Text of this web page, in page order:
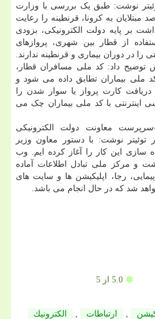
نوشت: طبق یک بررسی با وزارت
مشخص شد ۲۰ درصد مبتلایان به کرونا، قرنطینه را رعایت
بر پایه دولت الکترونیکی، بزودی
۱۹ امکان استفاده از قطار بین شهری، پروازهای
را در دوران بیماری و قرنطینه ندارند.
توضیح داد: کد ملی مسافران قطار،
ملی بیماران تطابق داده می شود و
دریافت کارت پرواز یا سوار شدن را
اینترنتی با کد ملی بیماران چک می
سرپرست معاونت دولت الکترونیکی
توئیتر نوشت: با دستور معاون وزیر
سازی این کار را آغاز کرده ایم. وب
مرکز ملی تبادل اطلاعات آماده
رجا، اپلیکیشن ها و سایت های
شد که در حال انجام می باشد.
5.0 از 5
ارتباطات الكترونیك